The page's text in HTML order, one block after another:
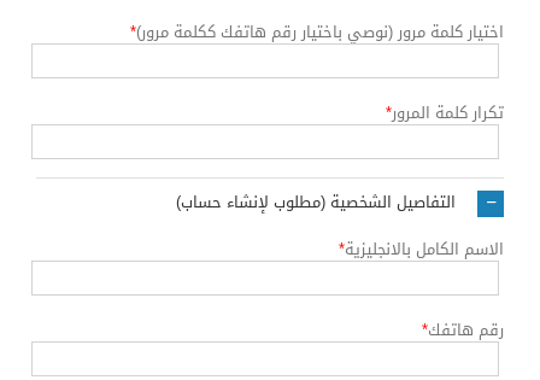
اختيار كلمة مرور (نوصي باختيار رقم هاتفك ككلمة مرور)*
تكرار كلمة المرور*
التفاصيل الشخصية (مطلوب لإنشاء حساب)
الاسم الكامل بالانجليزية*
رقم هاتفك*